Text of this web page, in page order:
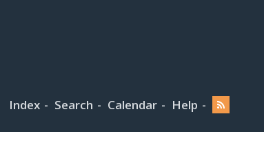
Index Search Calendar Help